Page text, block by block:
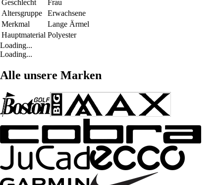
Geschlecht
Frau
Altersgruppe
Erwachsene
Merkmal
Lange Ärmel
Hauptmaterial Polyester
Loading...
Loading...
Alle unsere Marken